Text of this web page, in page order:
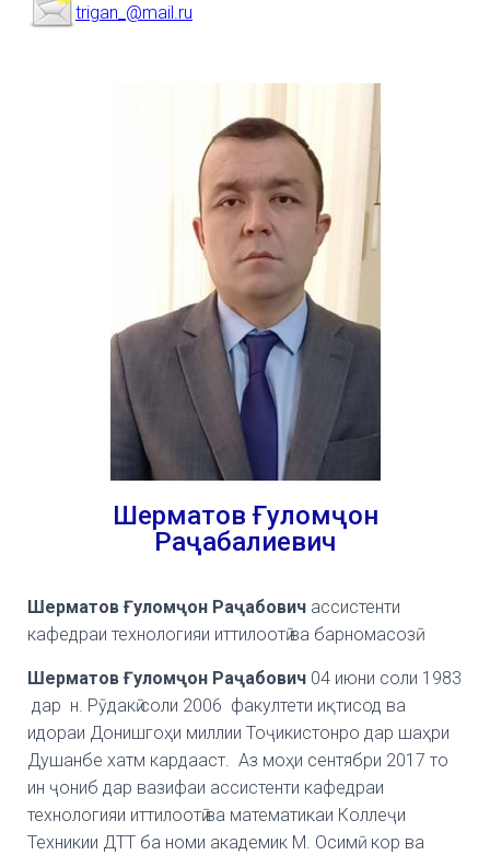
trigan_@mail.ru
Шерматов Ғуломҷон
Раҷабалиевич
Шерматов Ғуломҷон Раҷабович ассистенти
кафедраи технологияи иттилоотӣ ва барномасозӣ.
Шерматов Ғуломҷон Раҷабович 04 июни соли 1983
дар н. Рӯдакӣ соли 2006 факултети иқтисод ва
идораи Донишгоҳи миллии Тоҷикистонро дар шаҳри
Душанбе хатм кардааст. Аз моҳи сентябри 2017 то
ин ҷониб дар вазифаи ассистенти кафедраи
технологияи иттилоотӣ ва математикаи Коллеҷи
Техникии ДТТ ба номи академик М. Осимӣ кор ва